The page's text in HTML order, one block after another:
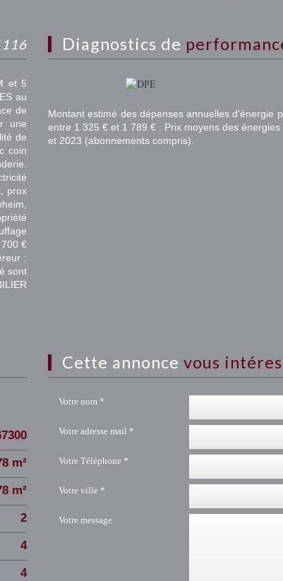
et 5
au
de
une
de
coin
prox
€
:
sont
diagnostics de
Montant estimé des dépenses annuelles d'énergie
entre 1 325 € et 1 789 € . Prix moyens des
et 2023 (abonnements compris).
m²
m²
2
4
4
cette annonce vous
Votre nom *
Votre adresse mail *
Votre Téléphone *
Votre ville *
Votre message